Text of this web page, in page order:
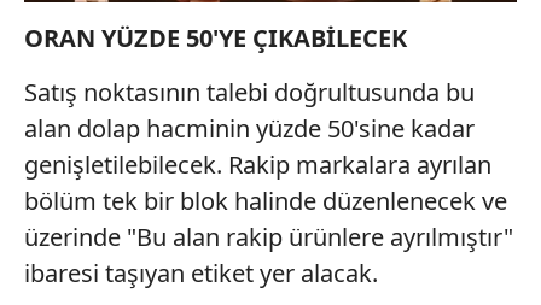
vasıtasıyla belirleyebilirsiniz. Çerezlere ilişkin detaylı bilgi
için Ayarlar butonuna tıklayabilir,Çerez Bilgilendirme
Metnimiziziyaret edebilirsiniz.
hazırlanmış Aydınlatma Metnimizi okumak ve sitemizde
ilgili mevzuata uygun olarak kullanılan çerezlerle ilgili bilgi
ORAN YÜZDE 50'YE ÇIKABİLECEK
Satış noktasının talebi doğrultusunda bu
alan dolap hacminin yüzde 50'sine kadar
genişletilebilecek. Rakip markalara ayrılan
bölüm tek bir blok halinde düzenlenecek ve
üzerinde "Bu alan rakip ürünlere ayrılmıştır"
ibaresi taşıyan etiket yer alacak.